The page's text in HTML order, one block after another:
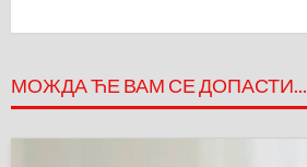
МОЖДА ЋЕ ВАМ СЕ ДОПАСТИ...